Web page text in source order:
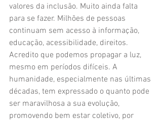
valores da inclusão. Muito ainda falta
para se fazer. Milhões de pessoas
continuam sem acesso à informação,
educação, acessibilidade, direitos.
Acredito que podemos propagar a luz,
mesmo em períodos difíceis. A
humanidade, especialmente nas últimas
décadas, tem expressado o quanto pode
ser maravilhosa a sua evolução,
promovendo bem estar coletivo, por